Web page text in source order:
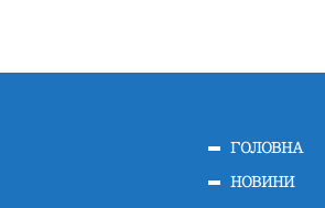
ГОЛОВНА
НОВИНИ